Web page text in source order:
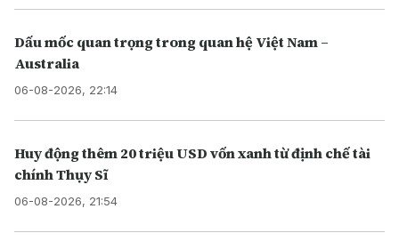
Dấu mốc quan trọng trong quan hệ Việt Nam –
Australia
06-08-2026, 22:14
Huy động thêm 20 triệu USD vốn xanh từ định chế tài
chính Thụy Sĩ
06-08-2026, 21:54